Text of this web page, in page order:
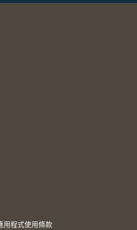
用程式使用條款